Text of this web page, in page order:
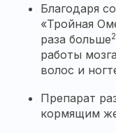
Благодаря
«Тройная
раза больше2
работы
волос и
Препарат
кормящим